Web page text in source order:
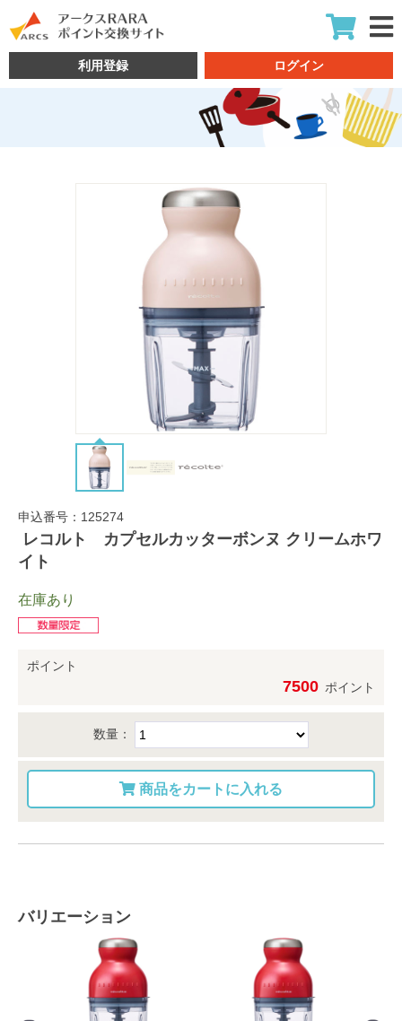
利用登録 ログイン
申込番号：125274
レコルト カプセルカッターボンヌ クリームホワ
イト
在庫あり
ポイント
7500 ポイント
数量：
バリエーション